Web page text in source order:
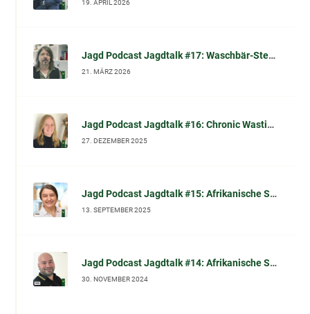
19. APRIL 2026
Jagd Podcast Jagdtalk #17: Waschbär-Sterilisation in Kassel – wissenschaftliche Einordnung, Tierschutzfragen & Waschbär-Mythen (im Gespräch mit Dr. Norbert Peter)
21. MÄRZ 2026
Jagd Podcast Jagdtalk #16: Chronic Wasting Disease (CWD): Chronische Auszehrungskrankheit beim Schalenwild – Fakten, Symptome, Diagnose und was Jäger jetzt wissen sollten
27. DEZEMBER 2025
Jagd Podcast Jagdtalk #15: Afrikanische Schweinepest (ASP): Prof. Dr. Carola Sauter-Louis (FLI) im Gespräch
13. SEPTEMBER 2025
Jagd Podcast Jagdtalk #14: Afrikanische Schweinepest (ASP): Biosicherheit und effektive Desinfektion
30. NOVEMBER 2024